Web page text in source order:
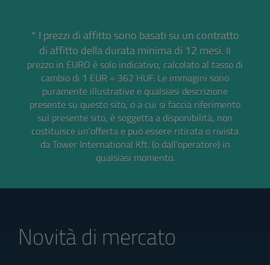
* I prezzi di affitto sono basati su un contratto
di affitto della durata minima di 12 mesi. Il
prezzo in EURO è solo indicativo, calcolato al tasso di
cambio di 1 EUR = 362 HUF. Le immagini sono
puramente illustrative e qualsiasi descrizione
presente su questo sito, o a cui si faccia riferimento
sul presente sito, è soggetta a disponibilità, non
costituisce un'offerta e può essere ritirata o rivista
da Tower International Kft. (o dall'operatore) in
qualsiasi momento.
Novità di mercato